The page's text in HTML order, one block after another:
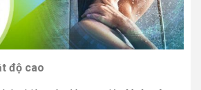
độ cao